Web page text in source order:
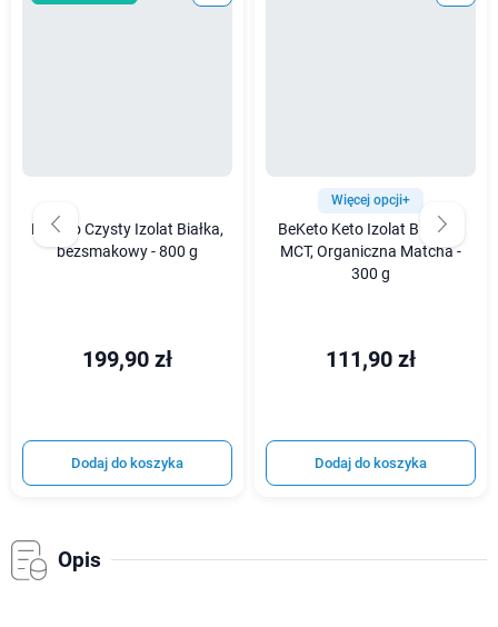
BeKeto Czysty Izolat Białka,
bezsmakowy - 800 g
199,90 zł
Dodaj do koszyka
Więcej opcji+
BeKeto Keto Izolat Białka z
MCT, Organiczna Matcha -
300 g
111,90 zł
Dodaj do koszyka
Opis